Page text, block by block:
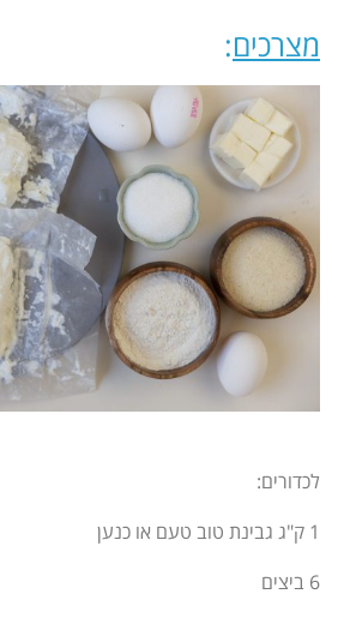
מצרכים:
לכדורים:
1 ק"ג גבינת טוב טעם או כנען
6 ביצים